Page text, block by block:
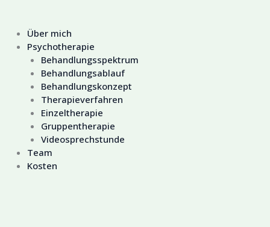
Über mich
Psychotherapie
Behandlungsspektrum
Behandlungsablauf
Behandlungskonzept
Therapieverfahren
Einzeltherapie
Gruppentherapie
Videosprechstunde
Team
Kosten